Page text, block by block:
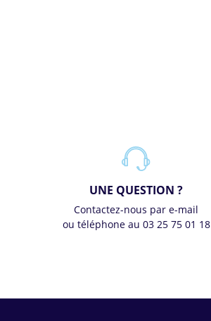
UNE QUESTION ?
Contactez-nous par e-mail
ou téléphone au 03 25 75 01 18